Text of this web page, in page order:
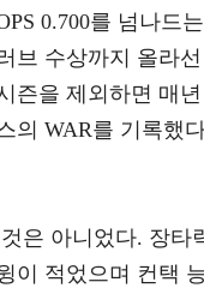
0.700를 넘나드
브 수상까지 올라
즌을 제외하면 매
의 WAR를 기록했
은 아니었다. 장타
이 적었으며 컨택